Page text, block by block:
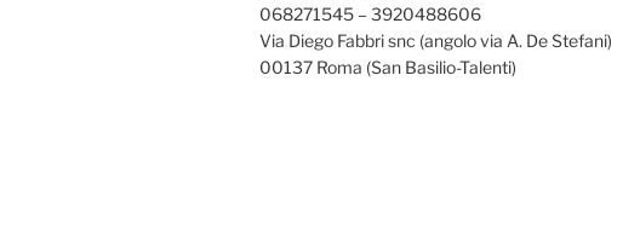
068271545 – 3920488606
Via Diego Fabbri snc (angolo via A. De Stefani)
00137 Roma (San Basilio-Talenti)